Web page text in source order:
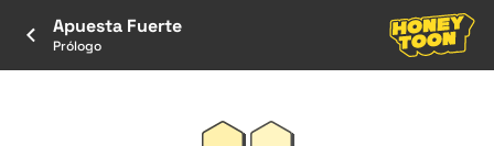
Apuesta Fuerte
Prólogo